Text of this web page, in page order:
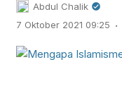
Abdul Chalik
7 Oktober 2021 09:25 .